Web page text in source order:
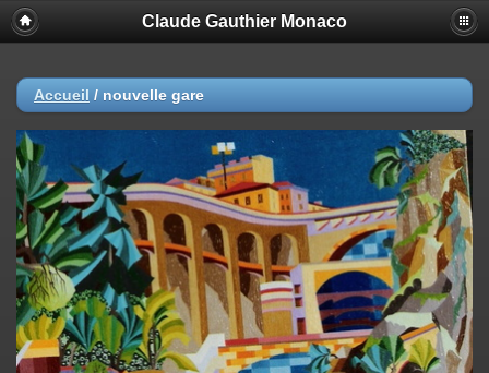
Claude Gauthier Monaco
Accueil / nouvelle gare